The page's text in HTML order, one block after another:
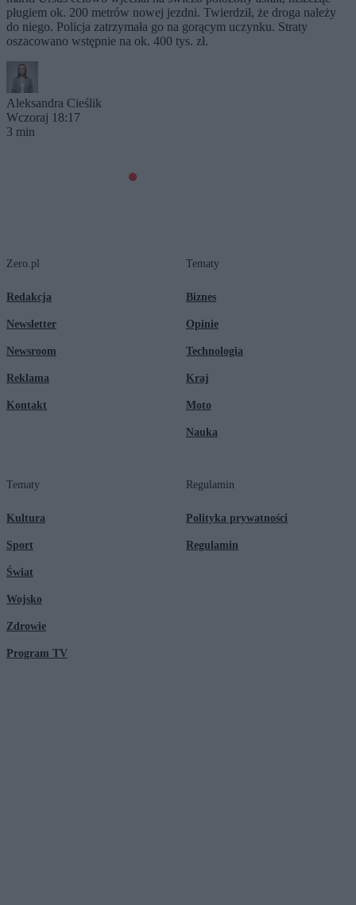
pługiem ok. 200 metrów nowej jezdni. Twierdził, że droga należy
do niego. Policja zatrzymała go na gorącym uczynku. Straty
oszacowano wstępnie na ok. 400 tys. zł.
Aleksandra Cieślik
Wczoraj 18:17
3 min
Zero.pl
Redakcja
Newsletter
Newsroom
Reklama
Kontakt
Tematy
Biznes
Opinie
Technologia
Kraj
Moto
Nauka
Tematy
Kultura
Sport
Świat
Wojsko
Zdrowie
Program TV
Regulamin
Polityka prywatności
Regulamin